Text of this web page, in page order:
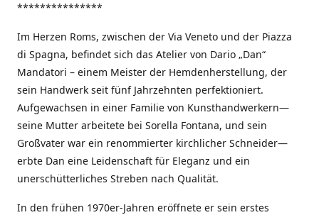
***************
Im Herzen Roms, zwischen der Via Veneto und der Piazza
di Spagna, befindet sich das Atelier von Dario „Dan“
Mandatori – einem Meister der Hemdenherstellung, der
sein Handwerk seit fünf Jahrzehnten perfektioniert.
Aufgewachsen in einer Familie von Kunsthandwerkern—
seine Mutter arbeitete bei Sorella Fontana, und sein
Großvater war ein renommierter kirchlicher Schneider—
erbte Dan eine Leidenschaft für Eleganz und ein
unerschütterliches Streben nach Qualität.
In den frühen 1970er-Jahren eröffnete er sein erstes